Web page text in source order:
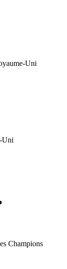
Uni
Uni
Champions